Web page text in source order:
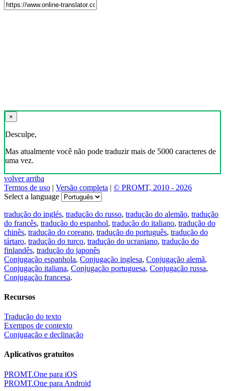
×
Desculpe,
Mas atualmente você não pode traduzir mais de 5000 caracteres de
uma vez.
volver arriba
Termos de uso | Versão completa | © PROMT, 2010 - 2026
Select a language
tradução do inglés, tradução do russo, tradução do alemão, tradução
do francês, tradução do espanhol, tradução do italiano, tradução do
chinês, tradução do coreano, tradução do português, tradução do
tártaro, tradução do turco, tradução do ucraniano, tradução do
finlandês, tradução do japonês
Conjugação espanhola, Conjugação inglesa, Conjugação alemã,
Conjugação italiana, Conjugação portuguesa, Conjugação russa,
Conjugação francesa.
Recursos
Tradução do texto
Exempos de contexto
Conjugação e declinação
Aplicativos gratuitos
PROMT.One para iOS
PROMT.One para Android